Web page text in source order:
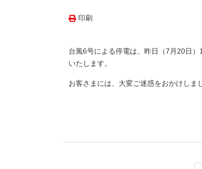
印刷
台風6号による停電は、昨日（7月20日
いたします。
お客さまには、大変ご迷惑をおかけしま